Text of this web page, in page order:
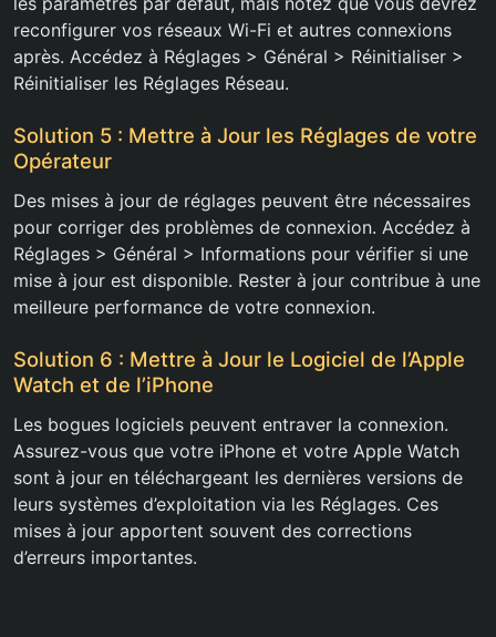
reconfigurer vos réseaux Wi-Fi et autres connexions
après. Accédez à Réglages > Général > Réinitialiser >
Réinitialiser les Réglages Réseau.
Solution 5 : Mettre à Jour les Réglages de votre
Opérateur
Des mises à jour de réglages peuvent être nécessaires
pour corriger des problèmes de connexion. Accédez à
Réglages > Général > Informations pour vérifier si une
mise à jour est disponible. Rester à jour contribue à une
meilleure performance de votre connexion.
Solution 6 : Mettre à Jour le Logiciel de l’Apple
Watch et de l’iPhone
Les bogues logiciels peuvent entraver la connexion.
Assurez-vous que votre iPhone et votre Apple Watch
sont à jour en téléchargeant les dernières versions de
leurs systèmes d’exploitation via les Réglages. Ces
mises à jour apportent souvent des corrections
d’erreurs importantes.